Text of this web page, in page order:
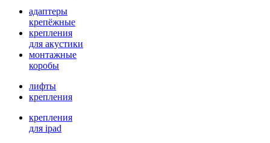
адаптеры
крепёжные
крепления
для акустики
монтажные
коробы
лифты
крепления
крепления
для ipad